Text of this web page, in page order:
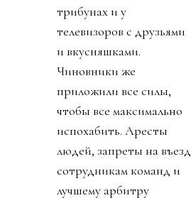
трибунах и у
телевизоров с друзьями
и вкусняшками.
Чиновники же
приложили все силы,
чтобы все максимально
испохабить. Аресты
людей, запреты на въезд
сотрудникам команд и
лучшему арбитру